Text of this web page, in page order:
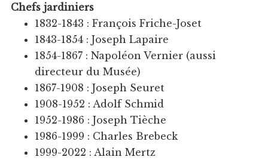
Chefs jardiniers
1832-1843 : François Friche-Joset
1843-1854 : Joseph Lapaire
1854-1867 : Napoléon Vernier (aussi
directeur du Musée)
1867-1908 : Joseph Seuret
1908-1952 : Adolf Schmid
1952-1986 : Joseph Tièche
1986-1999 : Charles Brebeck
1999-2022 : Alain Mertz